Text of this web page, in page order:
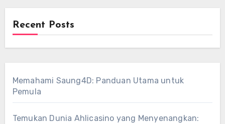
Recent Posts
Memahami Saung4D: Panduan Utama untuk
Pemula
Temukan Dunia Ahlicasino yang Menyenangkan: